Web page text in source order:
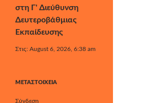
στη Γ' Διεύθυνση
Δευτεροβάθμιας
Εκπαίδευσης
Στις: August 6, 2026, 6:38 am
ΜΕΤΑΣΤΟΙΧΕΊΑ
Σύνδεση